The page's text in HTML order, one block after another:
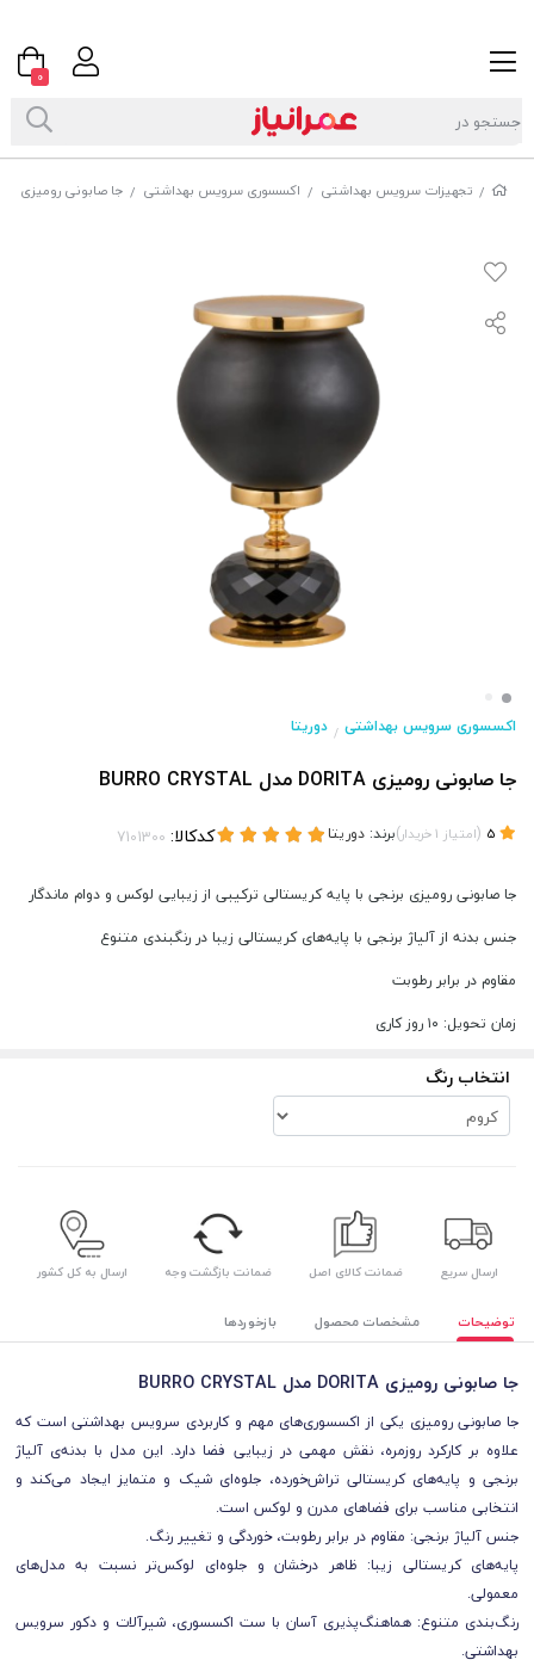
/ تجهیزات سرویس بهداشتی / اکسسوری سرویس بهداشتی / جا صابونی رومیزی DORITA مدل BURRO CRYSTAL
اکسسوری سرویس بهداشتی / دوریتا
جا صابونی رومیزی DORITA مدل BURRO CRYSTAL
(امتیاز 1خریدار)برند: دوریتا کدکالا:
جا صابونی رومیزی برنجی با پایه کریستالی ترکیبی از زیبایی لوکس و دوام ماندگار
جنس بدنه از آلیاژ برنجی با پایه‌های کریستالی زیبا در رنگبندی متنوع
مقاوم در برابر رطوبت
زمان تحویل: ۱۰ روز کاری
انتخاب رنگ
ارسال سریع ضمانت کالای اصل ضمانت بازگشت وجه ارسال به کل کشور
توضیحات مشخصات محصول بازخوردها
جا صابونی رومیزی DORITA مدل BURRO CRYSTAL
جا صابونی رومیزی یکی از اکسسوری‌های مهم و کاربردی سرویس بهداشتی است که
علاوه بر کارکرد روزمره، نقش مهمی در زیبایی فضا دارد. این مدل با بدنه‌ی آلیاژ
برنجی و پایه‌های کریستالی تراش‌خورده، جلوه‌ای شیک و متمایز ایجاد می‌کند و
انتخابی مناسب برای فضاهای مدرن و لوکس است.
جنس آلیاژ برنجی: مقاوم در برابر رطوبت، خوردگی و تغییر رنگ.
پایه‌های کریستالی زیبا: ظاهر درخشان و جلوه‌ای لوکس‌تر نسبت به مدل‌های
معمولی.
رنگ‌بندی متنوع: هماهنگ‌پذیری آسان با ست اکسسوری، شیرآلات و دکور سرویس
بهداشتی.
0